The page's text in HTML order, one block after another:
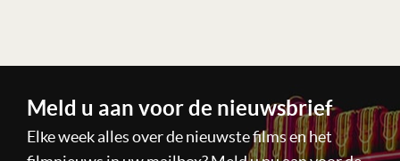
Meld u aan voor de nieuwsbrief
Elke week alles over de nieuwste films en het